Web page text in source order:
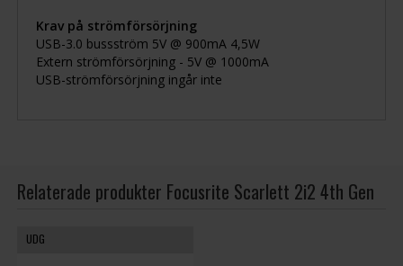
Krav på strömförsörjning
USB-3.0 bussström 5V @ 900mA 4,5W
Extern strömförsörjning - 5V @ 1000mA
USB-strömförsörjning ingår inte
Relaterade produkter Focusrite Scarlett 2i2 4th Gen
UDG